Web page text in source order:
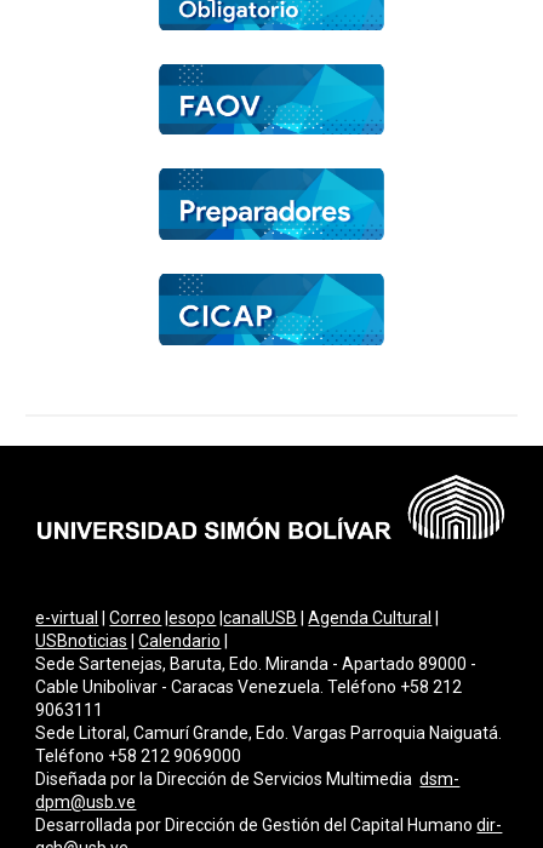
e-virtual |Correo |esopo |canalUSB |Agenda Cultural
USBnoticias |Calendario
Sede Sartenejas, Baruta, Edo. Miranda - Apartado 89000 -
Cable Unibolivar - Caracas Venezuela. Teléfono +58 212
9063111
Sede Litoral, Camurí Grande, Edo. Vargas Parroquia Naiguatá.
Teléfono +58 212 9069000
Diseñada por la Dirección de Servicios Multimediadsm-
dpm@usb.ve
Desarrollada por Dirección de Gestión del Capital Humano dir-